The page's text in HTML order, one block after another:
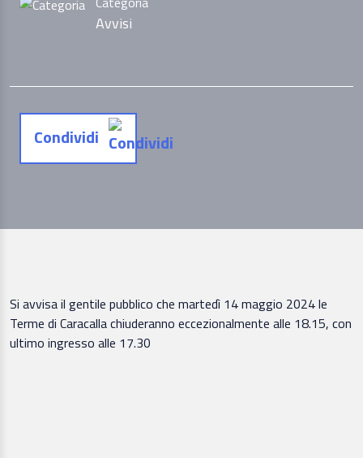
Avvisi
Condividi
Si avvisa il gentile pubblico che martedì 14 maggio 2024 le
Terme di Caracalla chiuderanno eccezionalmente alle 18.15, con
ultimo ingresso alle 17.30